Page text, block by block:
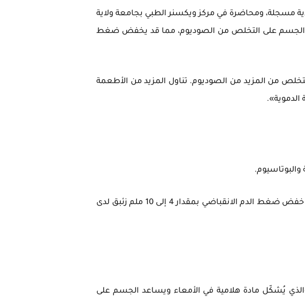
مسجلة، ومحاضرة في مركز ويكسنر الطبي بجامعة ولاية
تحفز الجسم على التخلص من الصوديوم، مما قد يخفض ضغط
من المزيد من الصوديوم. تناول المزيد من الأطعمة
الدموية».
وأضافت روثنشتاين أن الأبحاث أظهرت أن عصير الشمندر قد يساعد في خفض ضغط الدم الانقباضي بمقدار 4 إلى 10 ملم زئبق لدى
والذي يُشكّل مادة هلامية في الأمعاء ويساعد الجسم على